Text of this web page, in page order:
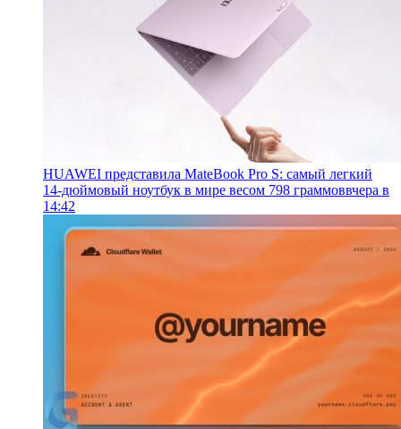
HUAWEI представила MateBook Pro S: самый легкий
14-дюймовый ноутбук в мире весом 798 граммоввчера в
14:42